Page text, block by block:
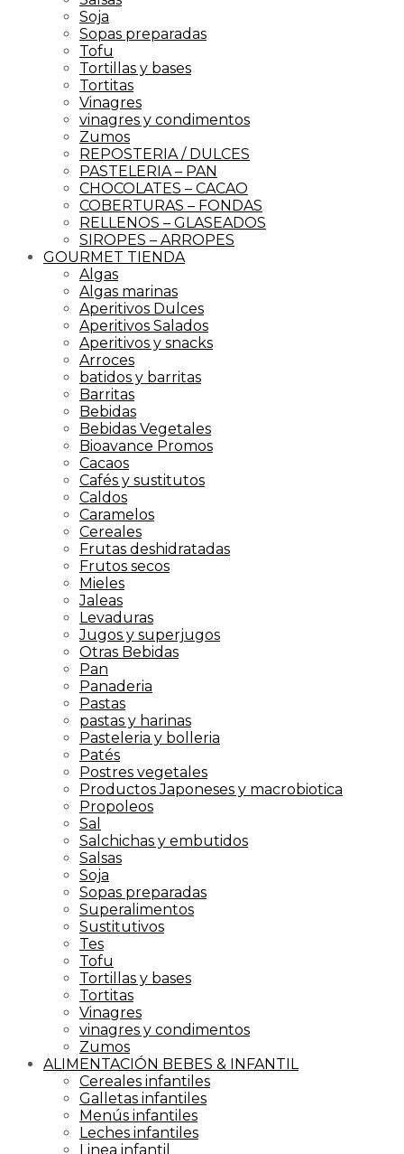
Soja
Sopas preparadas
Tofu
Tortillas y bases
Tortitas
Vinagres
vinagres y condimentos
Zumos
REPOSTERIA / DULCES
PASTELERIA – PAN
CHOCOLATES – CACAO
COBERTURAS – FONDAS
RELLENOS – GLASEADOS
SIROPES – ARROPES
GOURMET TIENDA
Algas
Algas marinas
Aperitivos Dulces
Aperitivos Salados
Aperitivos y snacks
Arroces
batidos y barritas
Barritas
Bebidas
Bebidas Vegetales
Bioavance Promos
Cacaos
Cafés y sustitutos
Caldos
Caramelos
Cereales
Frutas deshidratadas
Frutos secos
Mieles
Jaleas
Levaduras
Jugos y superjugos
Otras Bebidas
Pan
Panaderia
Pastas
pastas y harinas
Pasteleria y bolleria
Patés
Postres vegetales
Productos Japoneses y macrobiotica
Propoleos
Sal
Salchichas y embutidos
Salsas
Soja
Sopas preparadas
Superalimentos
Sustitutivos
Tes
Tofu
Tortillas y bases
Tortitas
Vinagres
vinagres y condimentos
Zumos
ALIMENTACIÓN BEBES & INFANTIL
Cereales infantiles
Galletas infantiles
Menús infantiles
Leches infantiles
Linea infantil